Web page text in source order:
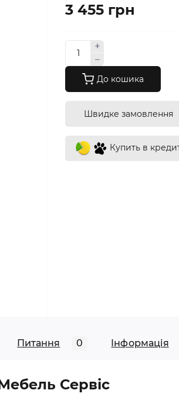
3 455 грн
До кошика
Купить в
Швидке замовлення
Питання 0 Iнформація
Сервіс